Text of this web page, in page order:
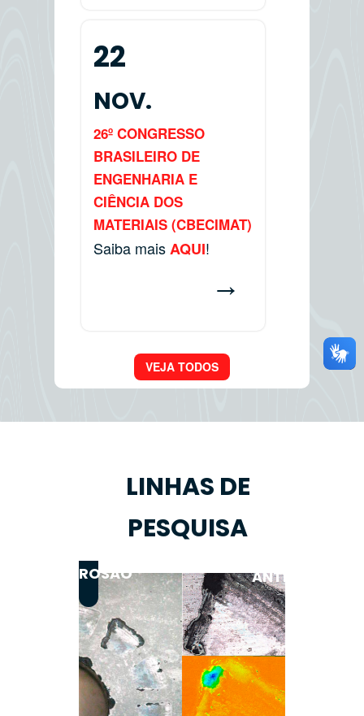
22
NOV.
26º CONGRESSO
BRASILEIRO DE
ENGENHARIA E
CIÊNCIA DOS
MATERIAIS (CBECIMAT)
Saiba maisAQUI!
→
VEJA TODOS
LINHAS DE
PESQUISA
CORROSÃO